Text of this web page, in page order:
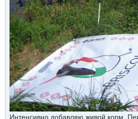
Интенсивно добавляю живой корм.